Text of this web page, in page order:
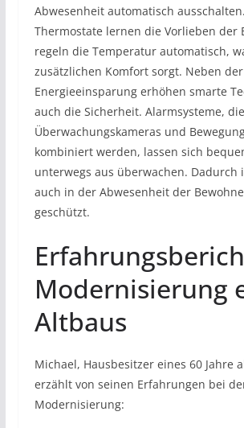
Abwesenheit automatisch
Thermostate lernen die Vorlieben der
regeln die Temperatur automatisch,
zusätzlichen Komfort sorgt. Neben der
Energieeinsparung erhöhen smarte
auch die Sicherheit. Alarmsysteme,
Überwachungskameras und
kombiniert werden, lassen sich
unterwegs aus überwachen. Dadurch
auch in der Abwesenheit der
geschützt.
Modernisierung
Altbaus
Michael, Hausbesitzer eines 60 Jahre
erzählt von seinen Erfahrungen bei
Modernisierung: